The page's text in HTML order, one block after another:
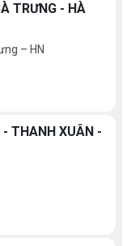
TRƯNG - HÀ
– HN
- THANH XUÂN -